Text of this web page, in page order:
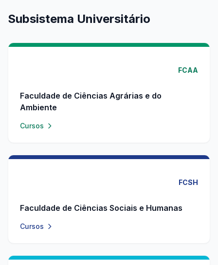
Subsistema Universitário
FCAA
Faculdade de Ciências Agrárias e do
Ambiente
Cursos
FCSH
Faculdade de Ciências Sociais e Humanas
Cursos